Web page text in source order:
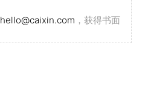
hello@caixin.com ，获得书面